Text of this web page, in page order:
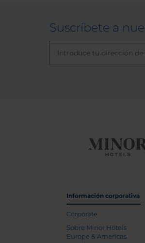
Suscríbete a
Información corporativa
Corporate
Sobre Minor Hotels
Europe & Americas